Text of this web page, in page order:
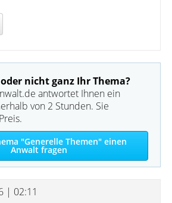
nicht ganz Ihr Thema?
antwortet Ihnen ein
von 2 Stunden. Sie
"Generelle Themen" einen
Anwalt fragen
| 02:11